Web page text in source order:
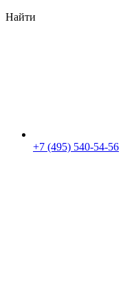
Найти
+7 (495) 540-54-56